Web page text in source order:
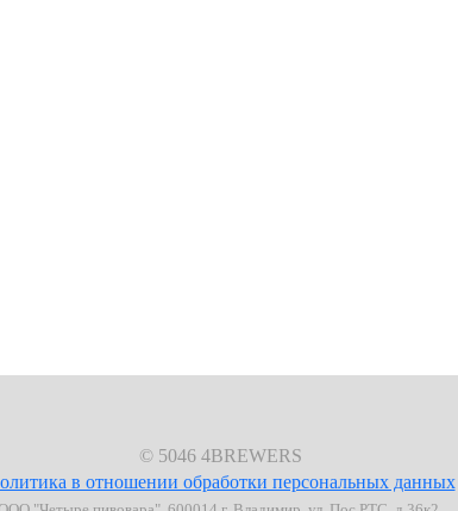
© 5046 4BREWERS
в отношении обработки персональных данных